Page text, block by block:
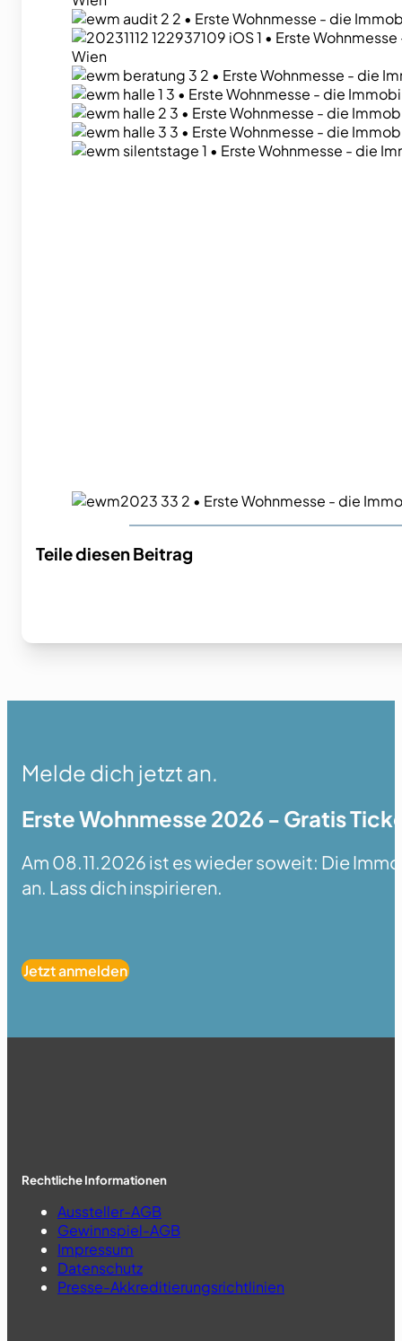
Teile diesen Beitrag
Melde dich jetzt an.
Erste Wohnmesse 2026 - Gratis
Am 08.11.2026 ist es wieder soweit: Die
an. Lass dich inspirieren.
Jetzt anmelden
Rechtliche Informationen
Aussteller-AGB
Gewinnspiel-AGB
Impressum
Datenschutz
Presse-Akkreditierungsrichtlinien